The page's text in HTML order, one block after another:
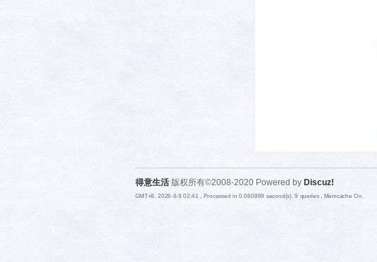
武汉
得意生活 版权所有©2008-2020 Powered by Discuz!
GMT+8, 2026-8-9 02:41 , Processed in 0.060869 second(s), 9 queries , Memcache On.